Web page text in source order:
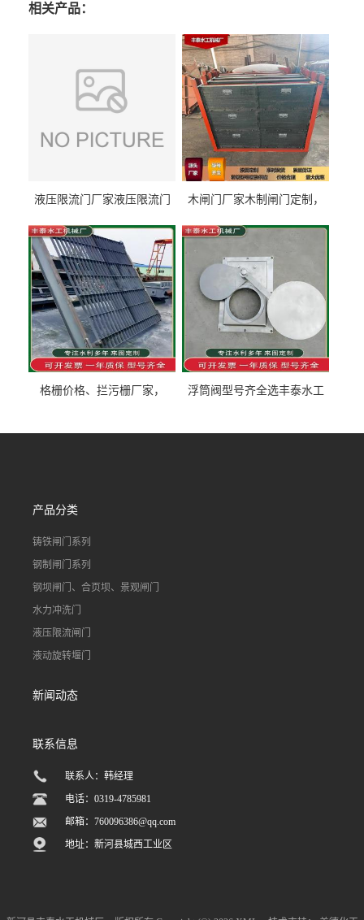
相关产品：
液压限流门厂家液压限流门
泰制造
木闸门厂家木制闸门定制，
型号齐全
格栅价格、拦污栅厂家，
浮筒阀型号齐全选丰泰水工
道水库电站污水处理钢制闸
产品分类
铸铁闸门系列
钢制闸门系列
钢坝闸门、合页坝、景观闸门
水力冲洗门
液压限流闸门
液动旋转堰门
新闻动态
联系信息
联系人：韩经理
电话：0319-4785981
邮箱：760096386@qq.com
地址：新河县城西工业区